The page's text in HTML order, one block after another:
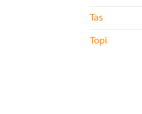
Tas
Topi